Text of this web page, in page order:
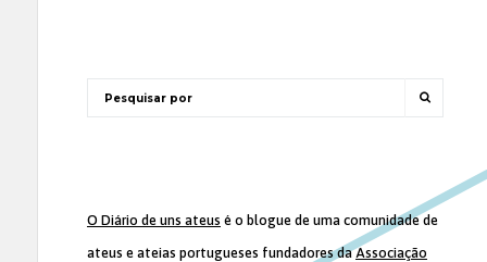
O Diário de uns ateus é o blogue de uma comunidade de
ateus e ateias portugueses fundadores daAssociação